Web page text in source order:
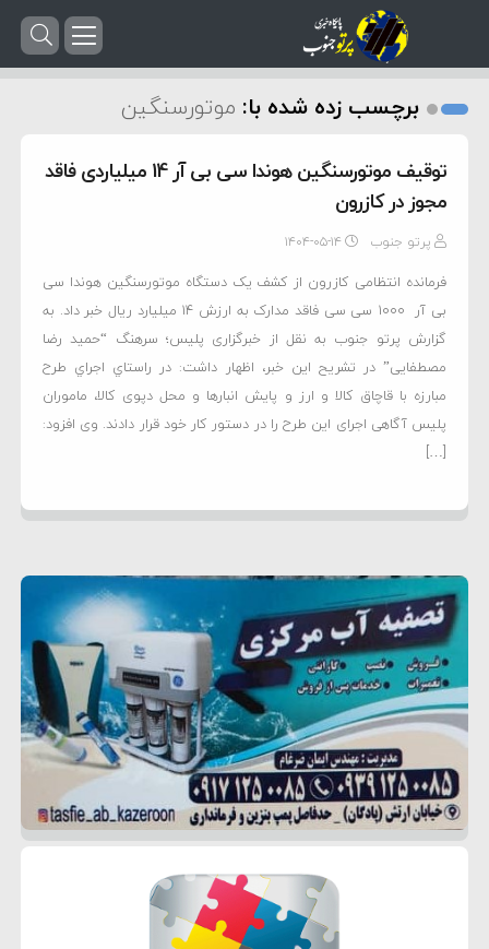
برچسب زده شده با: موتورسنگین
توقیف موتورسنگین هوندا سی بی آر 14 میلیاردی فاقد
مجوز در کازرون
پرتو جنوب ۱۴۰۴-۰۵-۱۴
فرمانده انتظامی کازرون از کشف یک دستگاه موتورسنگین هوندا سی
بی آر 1000 سی سی فاقد مدارک به ارزش 14 میلیارد ریال خبر داد. به
گزارش پرتو جنوب به نقل از خبرگزاری پلیس؛ سرهنگ “حمید رضا
مصطفایی” در تشریح این خبر، اظهار داشت: در راستاي اجراي طرح
مبارزه با قاچاق کالا و ارز و پایش انبارها و محل دپوی کالا، ماموران
پلیس آگاهی اجرای این طرح را در دستور کار خود قرار دادند. وی افزود:
[…]